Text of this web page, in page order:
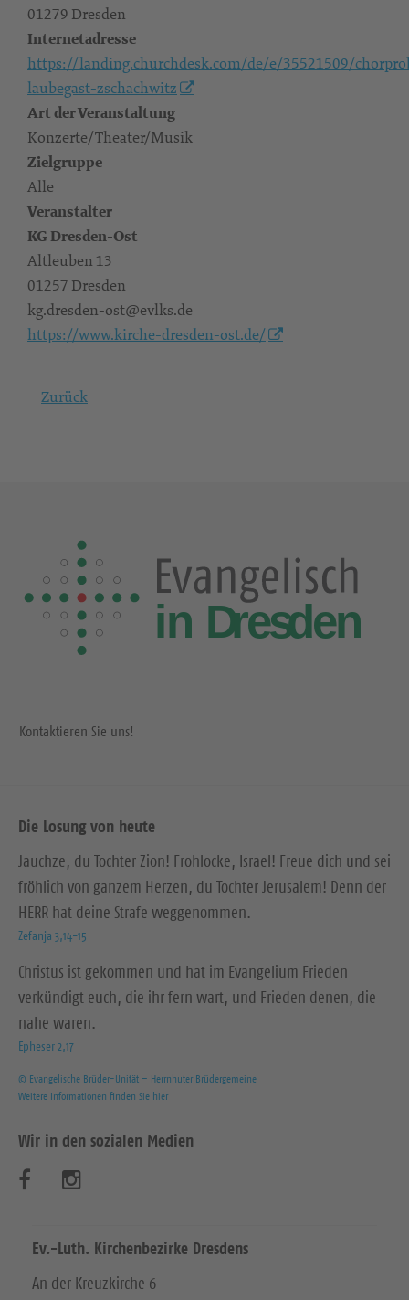
01279 Dresden
Internetadresse
https://landing.churchdesk.com/de/e/35521509/
laubegast-zschachwitz
Art der Veranstaltung
Konzerte/Theater/Musik
Zielgruppe
Alle
Veranstalter
KG Dresden-Ost
Altleuben 13
01257 Dresden
kg.dresden-ost@evlks.de
https://www.kirche-dresden-ost.de/
Zurück
Kontaktieren Sie uns!
Die Losung von heute
Jauchze, du Tochter Zion! Frohlocke, Israel! Freue dich und sei
fröhlich von ganzem Herzen, du Tochter Jerusalem! Denn der
HERR hat deine Strafe weggenommen.
Zefanja 3,14-15
Christus ist gekommen und hat im Evangelium Frieden
verkündigt euch, die ihr fern wart, und Frieden denen, die
nahe waren.
Epheser 2,17
© Evangelische Brüder-Unität – Herrnhuter Brüdergemeine
Weitere Informationen finden Sie hier
Wir in den sozialen Medien
s
u
s
u
Ev.-Luth. Kirchenbezirke Dresdens
An der Kreuzkirche 6